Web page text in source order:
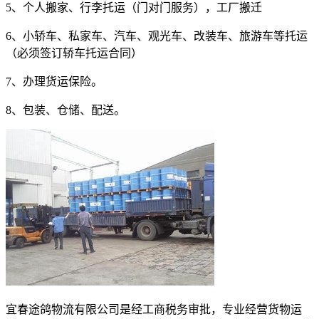
5、个人搬家、行李托运（门对门服务），工厂搬迁
6、小轿车、私家车、汽车、观光车、改装车、旅游车等托运
（必须签订轿车托运合同）
7、办理货运保险。
8、包装、仓储、配送。
宜春途鸽物流有限公司是经工商税务审批，专业经营货物运